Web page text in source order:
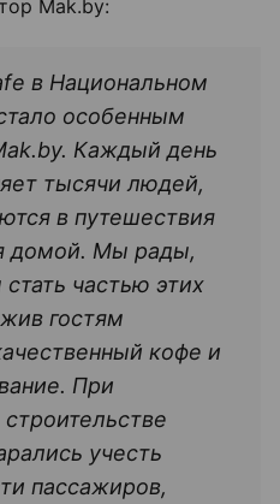
Mak.by:
в Национальном
особенным
Каждый день
тысячи людей,
в путешествия
домой. Мы рады,
частью этих
гостям
кофе и
При
учесть
пассажиров,